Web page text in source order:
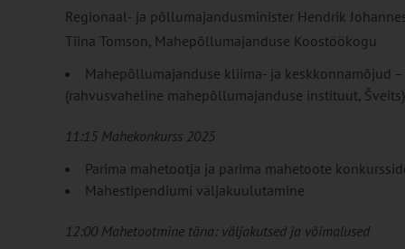
Regionaal- ja põllumajandusminister Hendrik
Tiina Tomson, Mahepõllumajanduse Koostöökogu
Mahepõllumajanduse kliima- ja keskkonnamõjud
(rahvusvaheline mahepõllumajanduse instituut, Šveits)
11:15 Mahekonkurss 2025
Parima mahetootja ja parima mahetoote
Mahestipendiumi väljakuulutamine
12:00 Mahetootmine täna: väljakutsed ja võimalused